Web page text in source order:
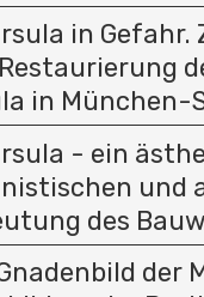
in
in München-
- ein
und
des
der